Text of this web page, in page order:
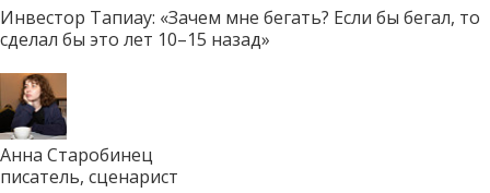
Инвестор Тапиау: «Зачем мне бегать? Если бы бегал, то
сделал бы это лет 10–15 назад»
Анна Старобинец
писатель, сценарист